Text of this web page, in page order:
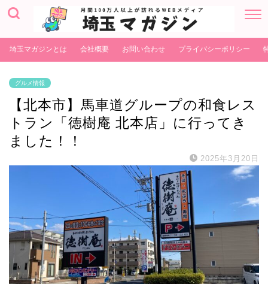
埼玉マガジンとは 会社概要 お問い合わせ プライバシーポリシー
グルメ情報
【北本市】馬車道グループの和食レス
トラン「徳樹庵 北本店」に行ってき
ました！！
2025年3月20日